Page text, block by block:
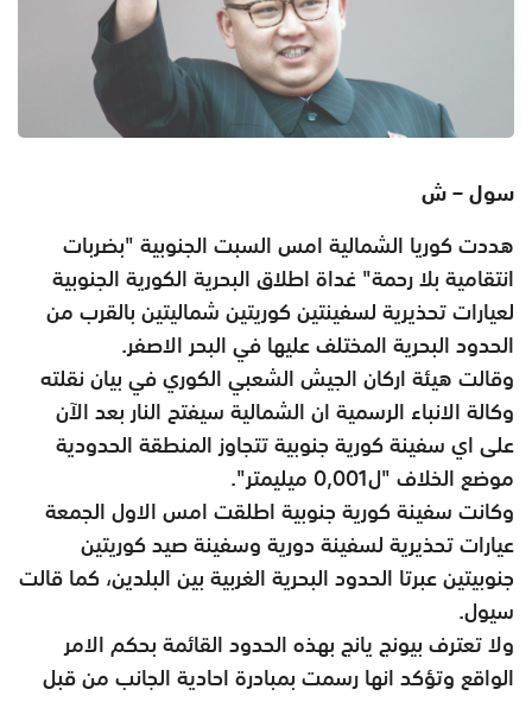
سول – ش
هددت كوريا الشمالية امس السبت الجنوبية "بضربات
انتقامية بلا رحمة" غداة اطلاق البحرية الكورية الجنوبية
لعيارات تحذيرية لسفينتين كوريتين شماليتين بالقرب من
الحدود البحرية المختلف عليها في البحر الاصفر.
وقالت هيئة اركان الجيش الشعبي الكوري في بيان نقلته
وكالة الانباء الرسمية ان الشمالية سيفتح النار بعد الآن
على اي سفينة كورية جنوبية تتجاوز المنطقة الحدودية
موضع الخلاف "ل0,001 ميليمتر".
وكانت سفينة كورية جنوبية اطلقت امس الاول الجمعة
عيارات تحذيرية لسفينة دورية وسفينة صيد كوريتين
جنوبيتين عبرتا الحدود البحرية الغربية بين البلدين، كما قالت
سيول.
ولا تعترف بيونج يانج بهذه الحدود القائمة بحكم الامر
الواقع وتؤكد انها رسمت بمبادرة احادية الجانب من قبل